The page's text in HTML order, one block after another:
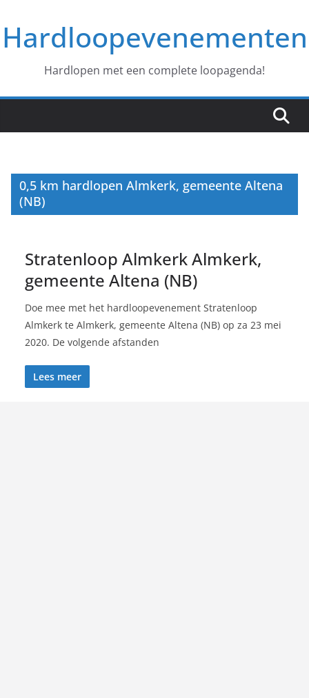
naar
deHardloopevenementen
Hardlopen met een complete loopagenda!
0,5 km hardlopen Almkerk, gemeente Altena
(NB)
Stratenloop Almkerk Almkerk,
gemeente Altena (NB)
Doe mee met het hardloopevenement Stratenloop
Almkerk te Almkerk, gemeente Altena (NB) op za 23 mei
2020. De volgende afstanden
Lees meer